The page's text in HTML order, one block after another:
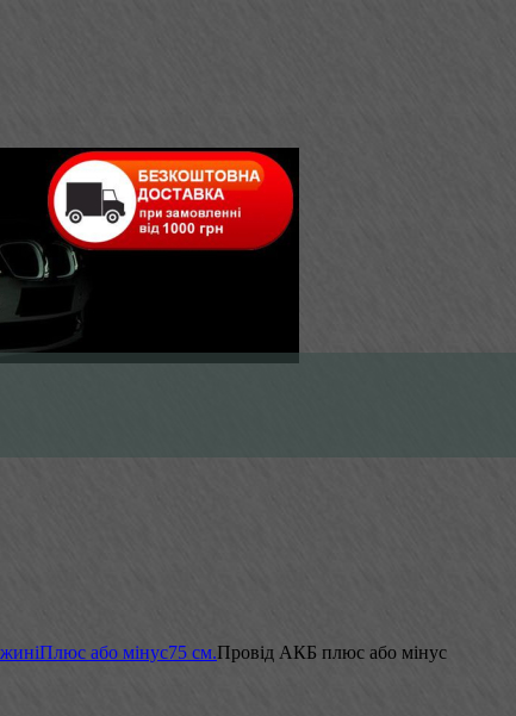
Плюс або мінус75 см.Провід АКБ плюс або мінус